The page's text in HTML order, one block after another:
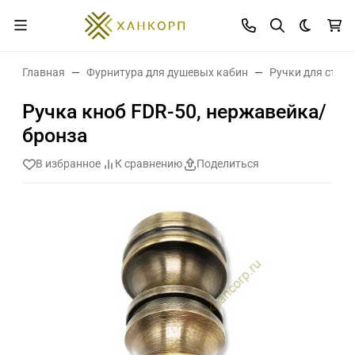
Темная
Главная Фурнитура для душевых кабин Ручки для
Ручка кноб FDR-50, нержавейка/
бронза
В избранное К сравнению Поделиться